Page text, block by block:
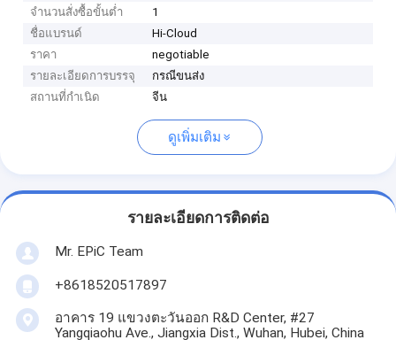
จำนวนสั่งซื้อขั้นต่ำ
1
ชื่อแบรนด์
Hi-Cloud
ราคา
negotiable
รายละเอียดการบรรจุ
กรณีขนส่ง
สถานที่กำเนิด
จีน
ดูเพิ่มเติม
รายละเอียดการติดต่อ
Mr. EPiC Team
+8618520517897
อาคาร 19 แขวงตะวันออก R&D Center, #27
Yangqiaohu Ave., Jiangxia Dist., Wuhan, Hubei, China